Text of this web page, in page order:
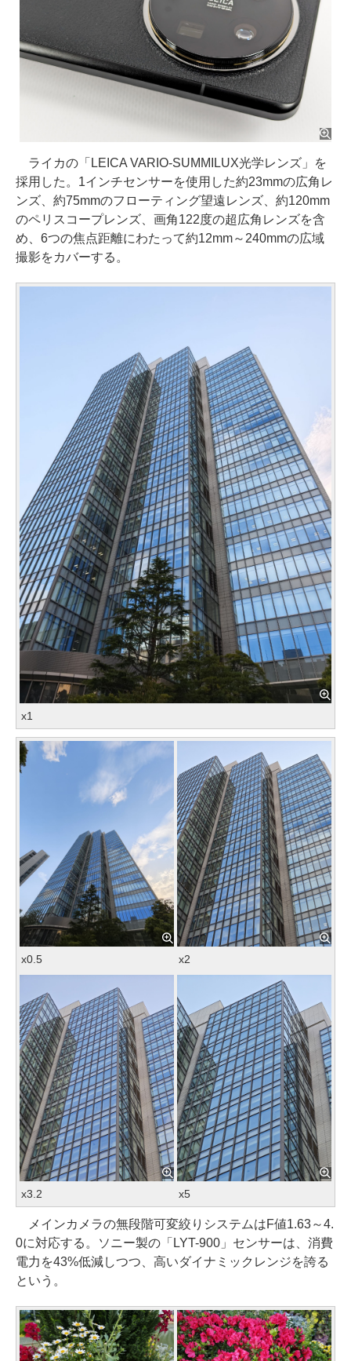
ライカの「LEICA VARIO-SUMMILUX光学レンズ」を
採用した。1インチセンサーを使用した約23mmの広角レ
ンズ、約75mmのフローティング望遠レンズ、約120mm
のペリスコープレンズ、画角122度の超広角レンズを含
め、6つの焦点距離にわたって約12mm～240mmの広域
撮影をカバーする。
x1
x0.5 x2
x3.2 x5
メインカメラの無段階可変絞りシステムはF値1.63～4.
0に対応する。ソニー製の「LYT-900」センサーは、消費
電力を43%低減しつつ、高いダイナミックレンジを誇る
という。